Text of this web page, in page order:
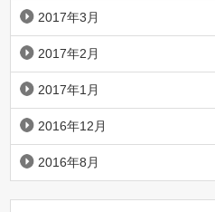
2017年3月
2017年2月
2017年1月
2016年12月
2016年8月